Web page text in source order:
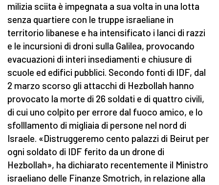
milizia sciita è impegnata a sua volta in una lotta
senza quartiere con le truppe israeliane in
territorio libanese e ha intensificato i lanci di razzi
e le incursioni di droni sulla Galilea, provocando
evacuazioni di interi insediamenti e chiusure di
scuole ed edifici pubblici. Secondo fonti di IDF, dal
2 marzo scorso gli attacchi di Hezbollah hanno
provocato la morte di 26 soldati e di quattro civili,
di cui uno colpito per errore dal fuoco amico, e lo
sfolllamento di migliaia di persone nel nord di
Israele. «Distruggeremo cento palazzi di Beirut per
ogni soldato di IDF ferito da un drone di
Hezbollah», ha dichiarato recentemente il Ministro
israeliano delle Finanze Smotrich, in relazione alla